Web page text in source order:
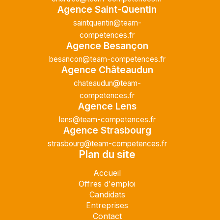
Saint-Quentin
07/07/2026
Temps plein
Dans le cadre de son développement, notre
client, entreprise spécialisée dans les
travaux de plomberie, chauffage et
sanitaire, recrute un PLOMBIER
CHAUFFAGISTE H/F. Sous la responsabilité
du chef de...
Manutentionnaire (H/F)
07/07/2026
Agence Saint-Quentin
saintquentin@team-
competences.fr
Agence Besançon
besancon@team-competences.fr
Agence Châteaudun
chateaudun@team-
competences.fr
Agence Lens
lens@team-competences.fr
Agence Strasbourg
strasbourg@team-competences.fr
Plan du site
Accueil
Offres d'emploi
Candidats
Entreprises
Contact